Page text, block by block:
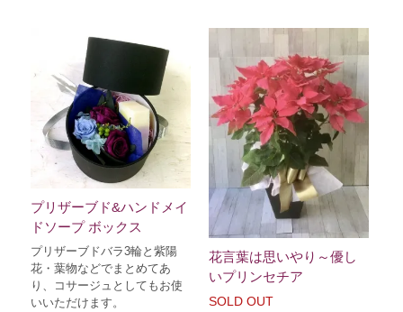
プリザーブド&ハンドメイ
ドソープ ボックス
プリザーブドバラ3輪と紫陽
花・葉物などでまとめてあ
り、コサージュとしてもお使
いいただけます。
花言葉は思いやり～優し
いプリンセチア
SOLD OUT